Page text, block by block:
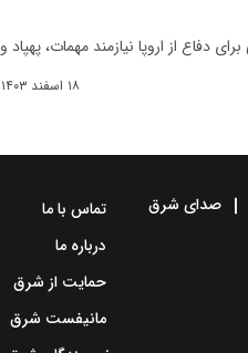
دفاع از اروپا نیازمند مهمات، پهپاد و
۱۸ اسفند ۱۴۰۳
صدای شرق
تماس با ما
درباره ما
حمایت از شرق
مانیفست شرق